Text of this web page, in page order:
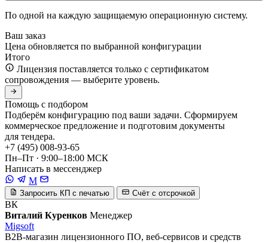
По одной на каждую защищаемую операционную систему.
Ваш заказ
Цена обновляется по выбранной конфигурации
Итого
Лицензия поставляется только с сертификатом
сопровождения — выберите уровень.
Помощь с подбором
Подберём конфигурацию под ваши задачи. Сформируем
коммерческое предложение и подготовим документы
для тендера.
+7 (495) 008-93-65
Пн–Пт · 9:00–18:00 МСК
Написать в мессенджер
M
Запросить КП с печатью Счёт с отсрочкой
ВК
Виталий Куренков Менеджер
Migsoft
B2B-магазин лицензионного ПО, веб-сервисов и средств